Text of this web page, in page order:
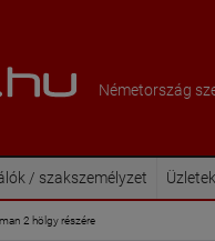
Németország
/ szakszemélyzet
2 hölgy részére